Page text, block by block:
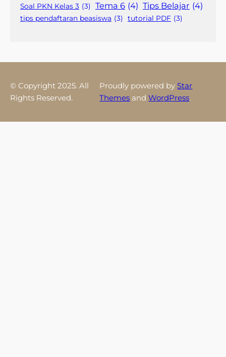
Soal PKN Kelas 3 (3) Tema 6 (4) Tips Belajar (4)
tips pendaftaran beasiswa (3) tutorial PDF (3)
© Copyright 2025. All
Rights Reserved.
Proudly powered by Star
Themes andWordPress.